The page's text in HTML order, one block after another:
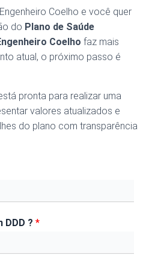
Coelho e você quer
do Plano de Saúde
Coelho faz mais
atual, o próximo passo é
pronta para realizar uma
valores atualizados e
do plano com transparência
DDD ? *